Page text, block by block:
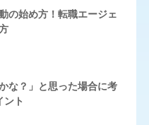
14
の始め方！転職エージェ
な？」と思った場合に考
ント